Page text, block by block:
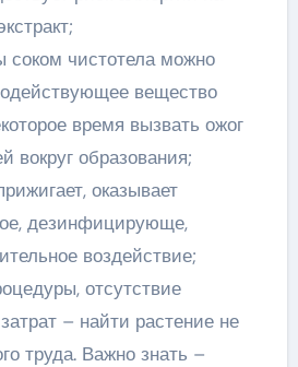
чистотела можно
вещество
время вызвать ожог
вокруг образования;
оказывает
дезинфицирующе,
воздействие;
отсутствие
– найти растение не
труда. Важно знать –